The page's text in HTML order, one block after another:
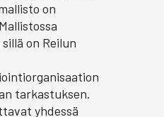
on
on Reilun
tarkastuksen.
yhdessä